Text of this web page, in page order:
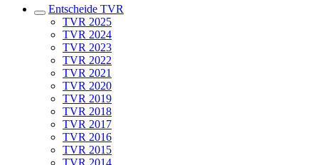
Entscheide TVR
TVR 2025
TVR 2024
TVR 2023
TVR 2022
TVR 2021
TVR 2020
TVR 2019
TVR 2018
TVR 2017
TVR 2016
TVR 2015
TVR 2014